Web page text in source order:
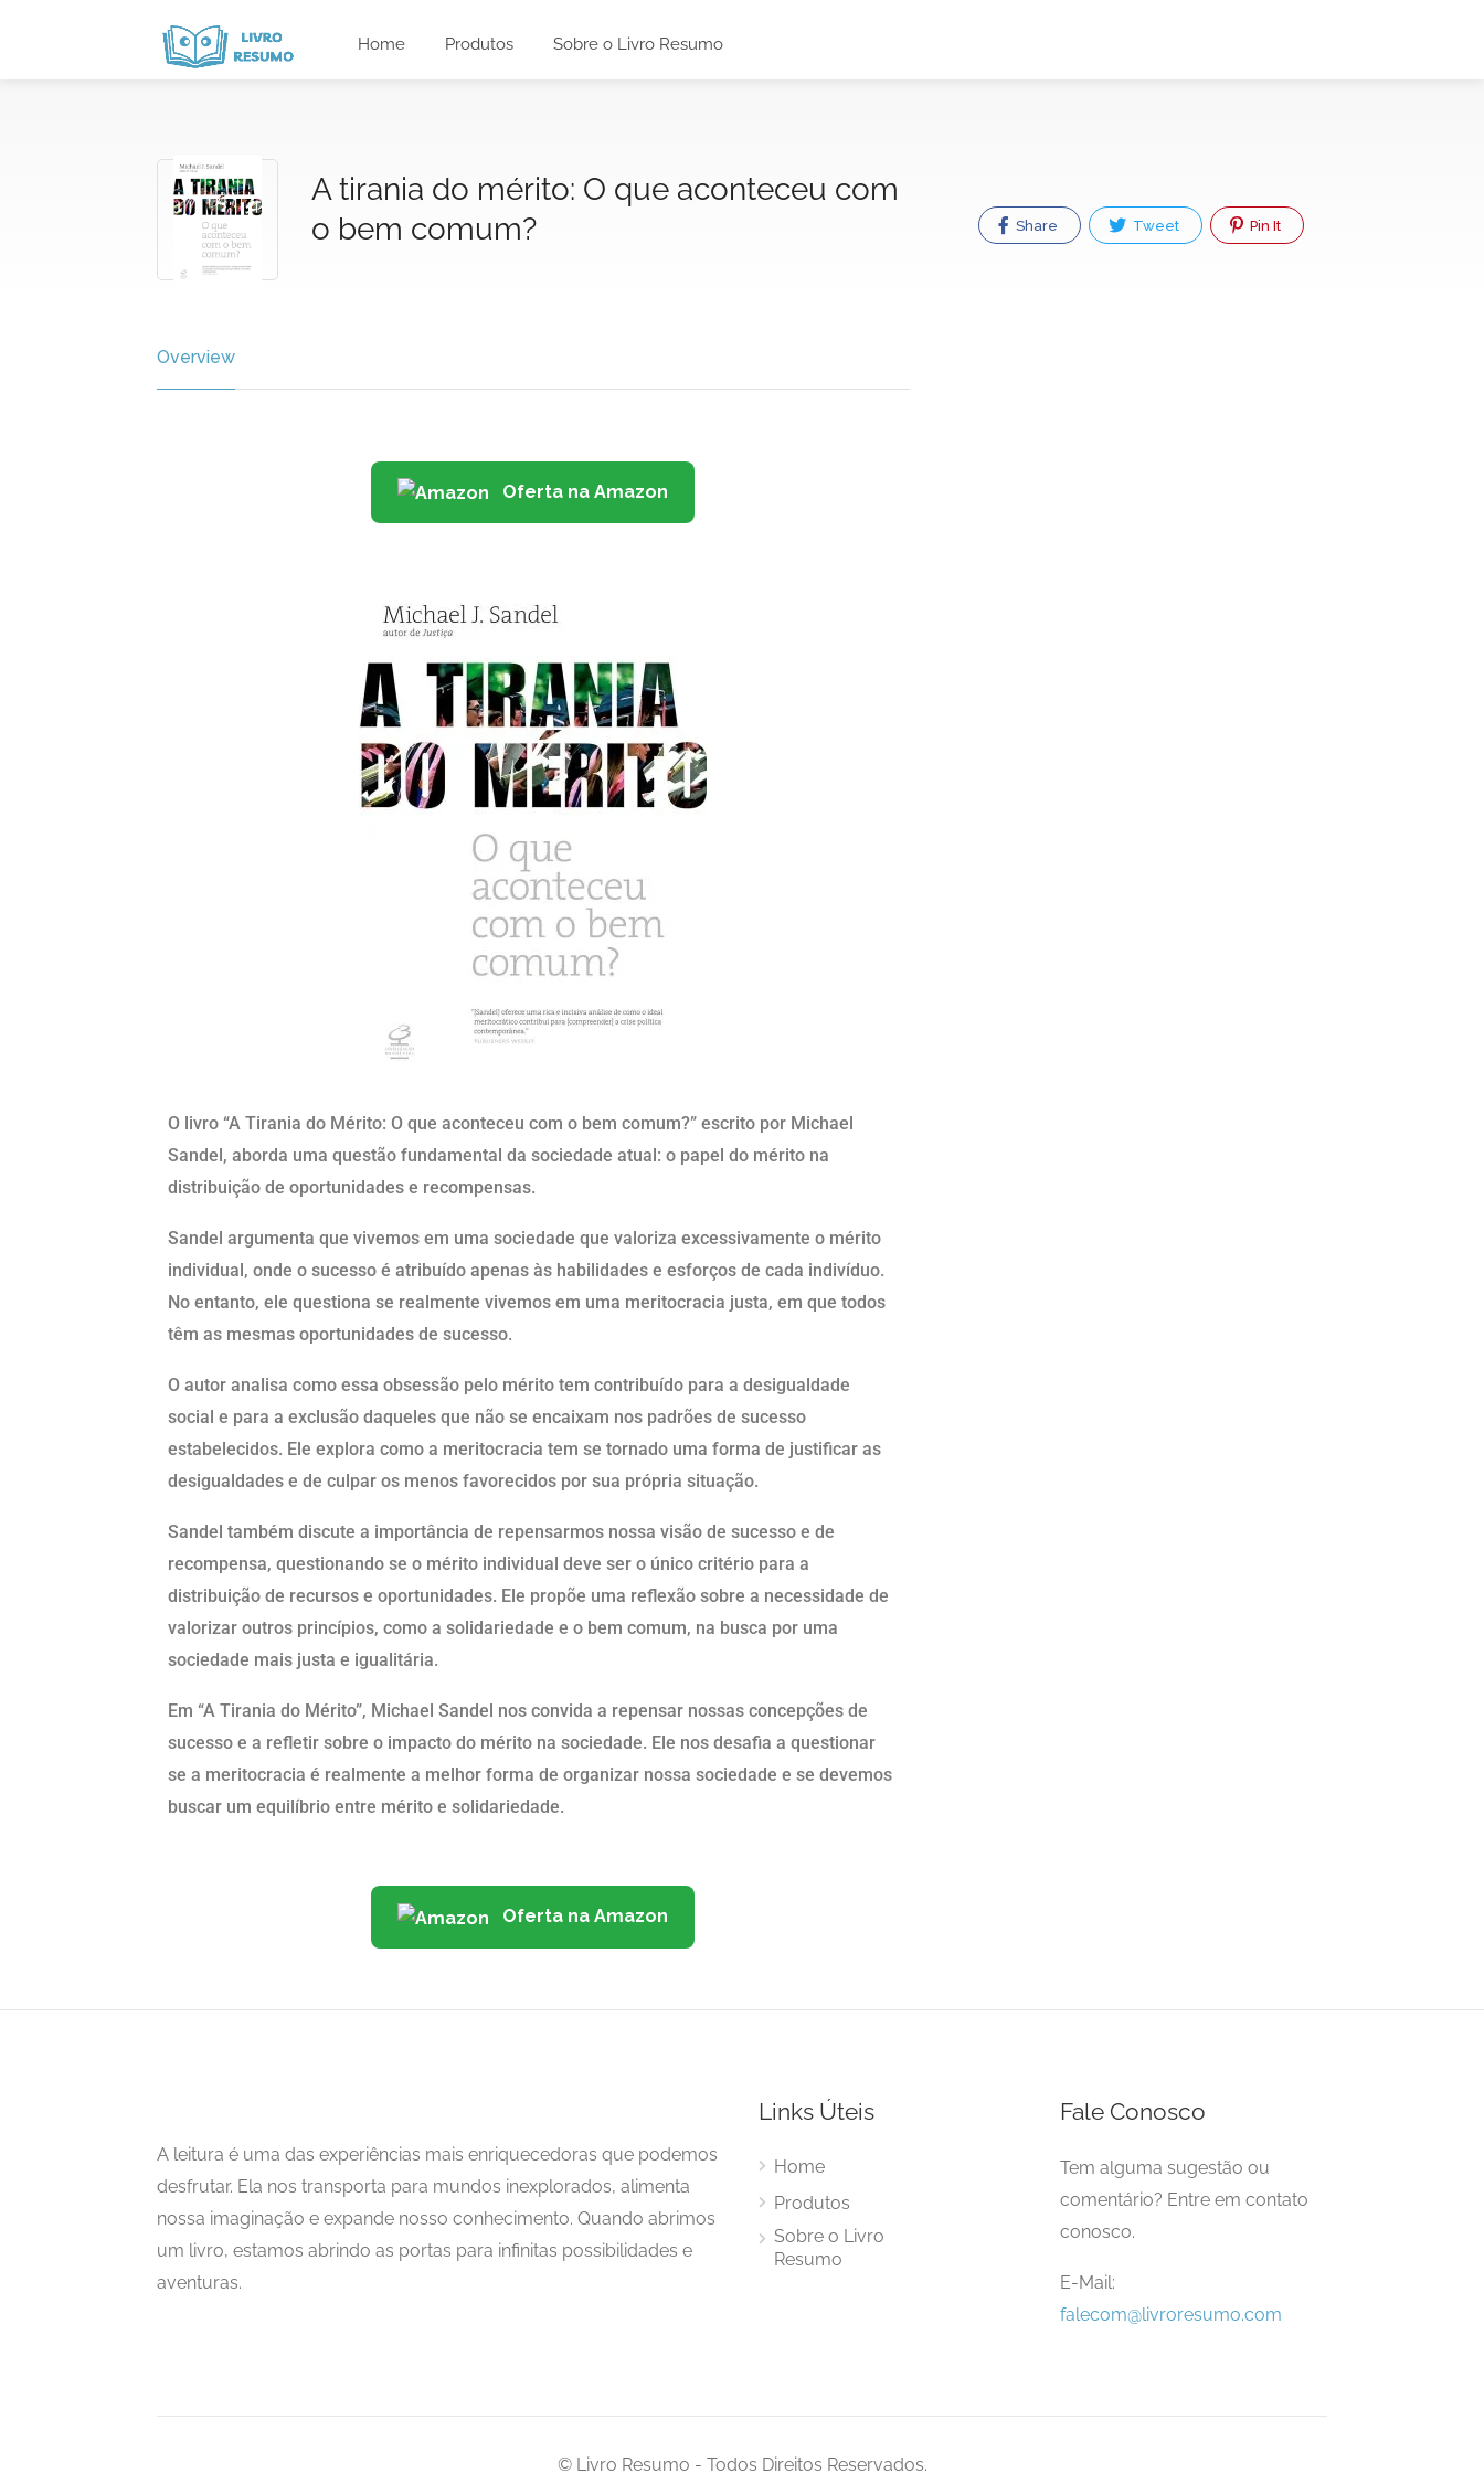
Home Produtos Sobre o Livro Resumo
A tirania do mérito: O que aconteceu com
o bem comum?
Overview
Oferta na Amazon
O livro “A Tirania do Mérito: O que aconteceu com o bem comum?” escrito por Michael
Sandel, aborda uma questão fundamental da sociedade atual: o papel do mérito na
distribuição de oportunidades e recompensas.
Sandel argumenta que vivemos em uma sociedade que valoriza excessivamente o mérito
individual, onde o sucesso é atribuído apenas às habilidades e esforços de cada indivíduo.
No entanto, ele questiona se realmente vivemos em uma meritocracia justa, em que todos
têm as mesmas oportunidades de sucesso.
O autor analisa como essa obsessão pelo mérito tem contribuído para a desigualdade
social e para a exclusão daqueles que não se encaixam nos padrões de sucesso
estabelecidos. Ele explora como a meritocracia tem se tornado uma forma de justificar as
desigualdades e de culpar os menos favorecidos por sua própria situação.
Sandel também discute a importância de repensarmos nossa visão de sucesso e de
recompensa, questionando se o mérito individual deve ser o único critério para a
distribuição de recursos e oportunidades. Ele propõe uma reflexão sobre a necessidade de
valorizar outros princípios, como a solidariedade e o bem comum, na busca por uma
sociedade mais justa e igualitária.
Em “A Tirania do Mérito”, Michael Sandel nos convida a repensar nossas concepções de
sucesso e a refletir sobre o impacto do mérito na sociedade. Ele nos desafia a questionar
se a meritocracia é realmente a melhor forma de organizar nossa sociedade e se devemos
buscar um equilíbrio entre mérito e solidariedade.
Oferta na Amazon
Share Tweet Pin It
A leitura é uma das experiências mais enriquecedoras que podemos
desfrutar. Ela nos transporta para mundos inexplorados, alimenta
nossa imaginação e expande nosso conhecimento. Quando abrimos
um livro, estamos abrindo as portas para infinitas possibilidades e
aventuras.
Links Úteis
Home
Produtos
Sobre o Livro
Resumo
Fale Conosco
Tem alguma sugestão ou
comentário? Entre em contato
conosco.
E-Mail:
falecom@livroresumo.com
© Livro Resumo - Todos Direitos Reservados.